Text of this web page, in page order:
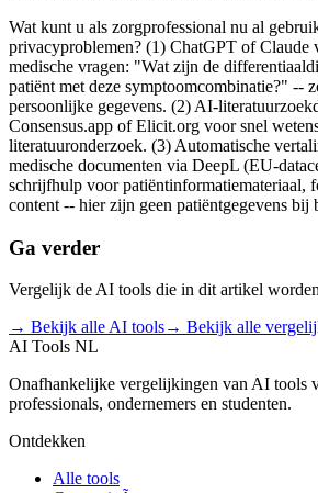
Wat kunt u als zorgprofessional nu al
privacyproblemen? (1) ChatGPT of Claude
medische vragen: "Wat zijn de
patiënt met deze symptoomcombinatie?" --
persoonlijke gegevens. (2) AI-
Consensus.app of Elicit.org voor snel
literatuuronderzoek. (3) Automatische
medische documenten via DeepL (EU-
schrijfhulp voor patiëntinformatiemateriaal,
content -- hier zijn geen patiëntgegevens bij
Ga verder
Vergelijk de AI tools die in dit artikel
→ Bekijk alle AI tools→ Bekijk alle
AI Tools NL
Onafhankelijke vergelijkingen van AI tools
professionals, ondernemers en studenten.
Ontdekken
Alle tools